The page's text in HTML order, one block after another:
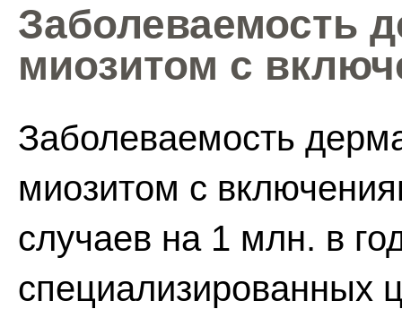
Заболеваемость
миозитом с
Заболеваемость
миозитом с
случаев на 1 млн. в
специализированных